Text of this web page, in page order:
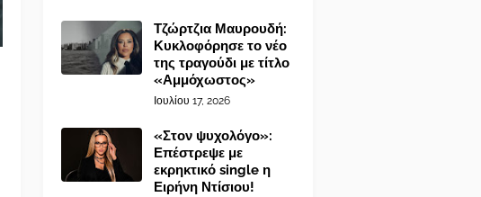
Τζώρτζια Μαυρουδή:
Κυκλοφόρησε το νέο
της τραγούδι με τίτλο
«Αμμόχωστος»
Ιουλίου 17, 2026
«Στον ψυχολόγο»:
Επέστρεψε με
εκρηκτικό single η
Ειρήνη Ντίσιου!